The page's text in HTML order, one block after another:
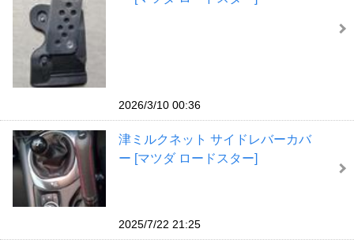
2026/3/10 00:36
津ミルクネット サイドレバーカバ
ー [マツダ ロードスター]
2025/7/22 21:25